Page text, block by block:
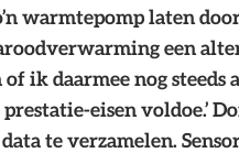
warmtepomp laten
een
ik daarmee nog steeds
eisen voldoe.’
te verzamelen.